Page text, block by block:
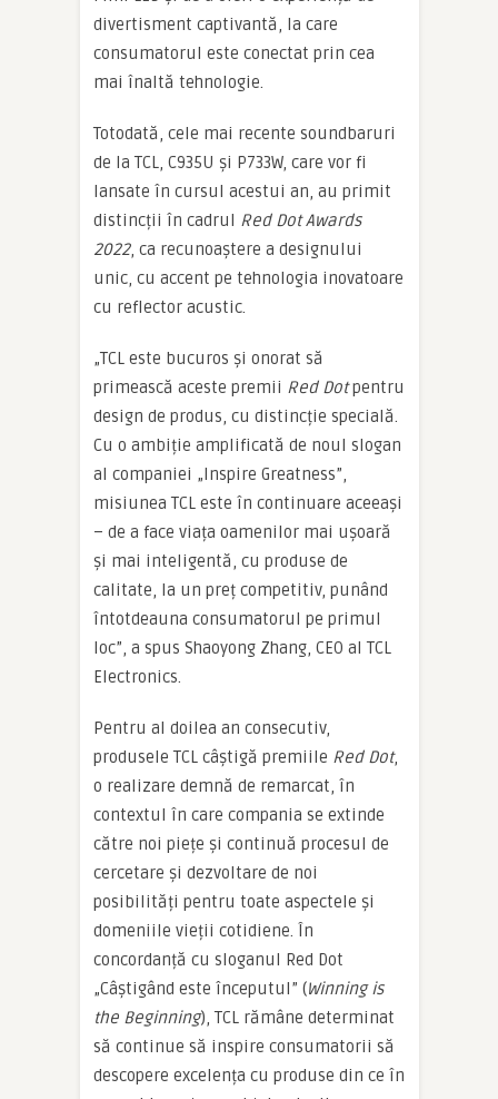
divertisment captivantă, la care
consumatorul este conectat prin cea
mai înaltă tehnologie.
Totodată, cele mai recente soundbaruri
de la TCL, C935U și P733W, care vor fi
lansate în cursul acestui an, au primit
distincții în cadrul Red Dot Awards
2022, ca recunoaștere a designului
unic, cu accent pe tehnologia inovatoare
cu reflector acustic.
„TCL este bucuros și onorat să
primească aceste premii Red Dotpentru
design de produs, cu distincție specială.
Cu o ambiție amplificată de noul slogan
al companiei „Inspire Greatness”,
misiunea TCL este în continuare aceeași
– de a face viața oamenilor mai ușoară
și mai inteligentă, cu produse de
calitate, la un preț competitiv, punând
întotdeauna consumatorul pe primul
loc”, a spus Shaoyong Zhang, CEO al TCL
Electronics.
Pentru al doilea an consecutiv,
produsele TCL câștigă premiile Red Dot,
o realizare demnă de remarcat, în
contextul în care compania se extinde
către noi piețe și continuă procesul de
cercetare și dezvoltare de noi
posibilități pentru toate aspectele și
domeniile vieții cotidiene. În
concordanță cu sloganul Red Dot
„Câștigând este începutul” (Winning is
the Beginning), TCL rămâne determinat
să continue să inspire consumatorii să
descopere excelența cu produse din ce în